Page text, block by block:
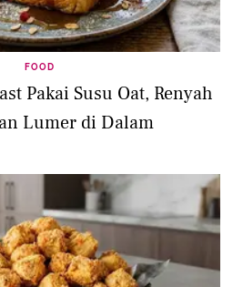
FOOD
Pakai Susu Oat, Renyah
Lumer di Dalam